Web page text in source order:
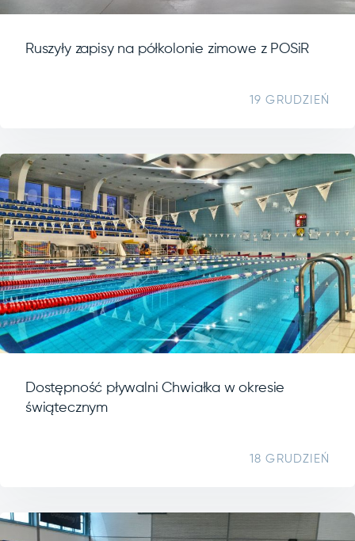
Ruszyły zapisy na półkolonie zimowe z POSiR
19 GRUDZIEŃ
Dostępność pływalni Chwiałka w okresie
świątecznym
18 GRUDZIEŃ